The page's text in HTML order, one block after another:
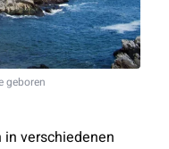
geboren
verschiedenen